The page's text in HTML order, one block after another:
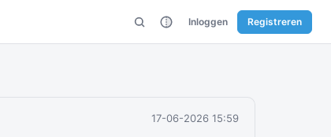
Inloggen Registreren
17-06-2026 15:59